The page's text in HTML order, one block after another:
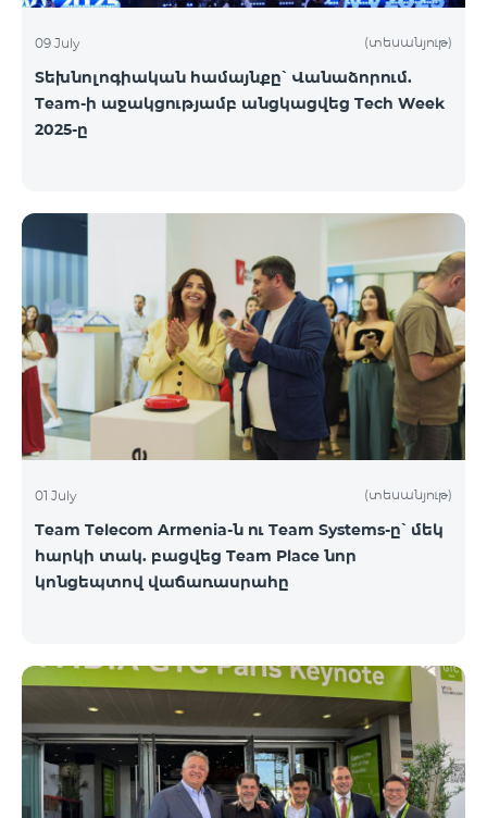
09 July (տեսանյութ)
Տեխնոլոգիական համայնքը՝ Վանաձորում.
Team-ի աջակցությամբ անցկացվեց Tech Week
2025-ը
01 July (տեսանյութ)
Team Telecom Armenia-ն ու Team Systems-ը՝ մեկ
հարկի տակ. բացվեց Team Place նոր
կոնցեպտով վաճառասրահը